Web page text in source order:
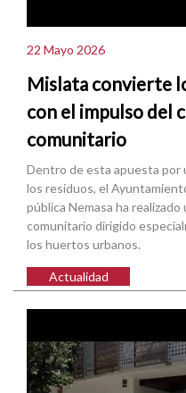
22 Mayo 2026
Mislata convierte
con el impulso del
comunitario
Dentro de esta apuesta por
los residuos, el
pública Nemasa ha
comunitario dirigido
los huertos urbanos.
Actualidad